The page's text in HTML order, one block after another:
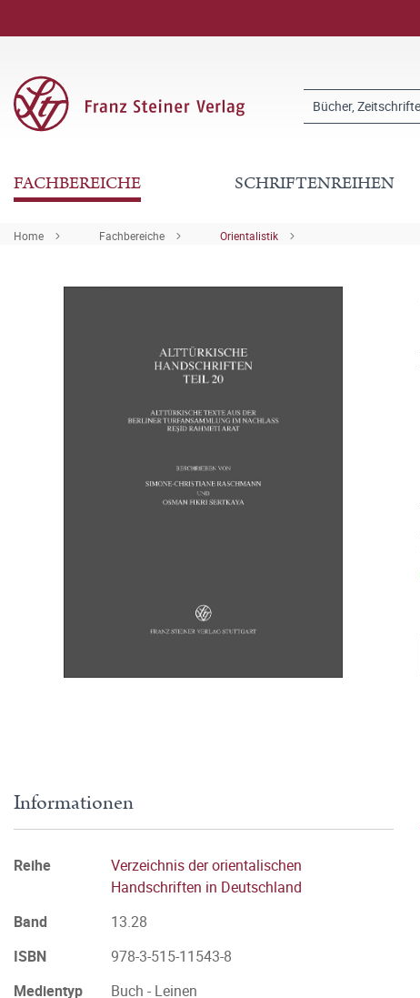
FACHBEREICHE SCHRIFTENREIHEN
Home Fachbereiche Orientalistik
Informationen
Reihe
Verzeichnis der orientalischen
Handschriften in Deutschland
Band
13.28
ISBN
978-3-515-11543-8
Medientyp
Buch - Leinen